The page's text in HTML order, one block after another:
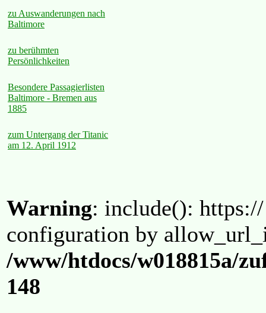
zu Auswanderungen nach
Baltimore
zu berühmten
Persönlichkeiten
Besondere Passagierlisten
Baltimore - Bremen aus
1885
zum Untergang der Titanic
am 12. April 1912
Warning: include():
configuration by
/www/htdocs/w018815a/
148